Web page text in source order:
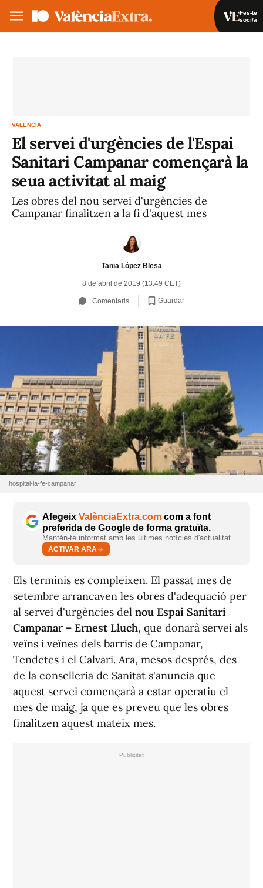
Fes-te
soci/a
VALÈNCIA
El servei d'urgències de l'Espai
Sanitari Campanar començarà la
seua activitat al maig
Les obres del nou servei d'urgències de
Campanar finalitzen a la fi d'aquest mes
Tania López Blesa
8 de abril de 2019 (13:49 CET)
Comentaris Guardar
hospital-la-fe-campanar
Afegeix ValènciaExtra.com com a font
preferida de Google de forma gratuïta.
Mantén-te informat amb les últimes notícies d'actualitat.
ACTIVAR ARA
Els terminis es compleixen. El passat mes de
setembre arrancaven les obres d'adequació per
al servei d'urgències del nou Espai Sanitari
Campanar – Ernest Lluch, que donarà servei als
veïns i veïnes dels barris de Campanar,
Tendetes i el Calvari. Ara, mesos després, des
de la conselleria de Sanitat s'anuncia que
aquest servei començarà a estar operatiu el
mes de maig, ja que es preveu que les obres
finalitzen aquest mateix mes.